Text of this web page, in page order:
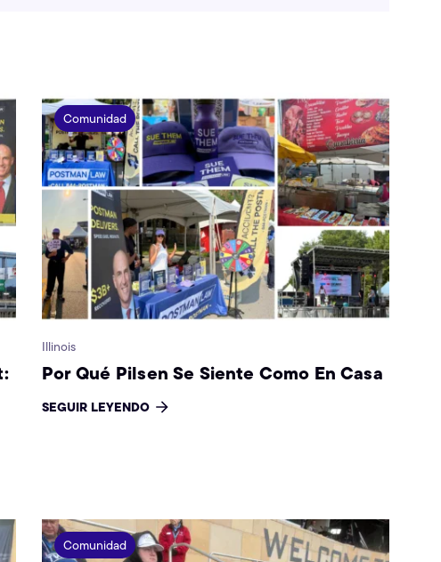
Comunidad
Illinois
Por Qué Pilsen Se Siente Como En Casa
SEGUIR LEYENDO
Comunidad